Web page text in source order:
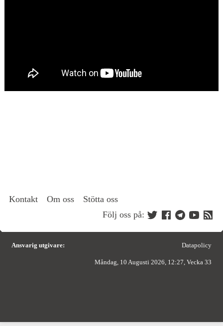
Kontakt Om oss
Stötta oss
Följ oss på:
Ansvarig utgivare: Datapolicy
Måndag, 10 Augusti 2026, 12:27, Vecka 33